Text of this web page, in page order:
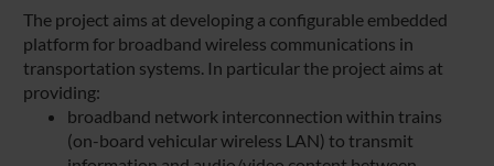
The project aims at developing a configurable embedded
platform for broadband wireless communications in
transportation systems. In particular the project aims at
providing:
broadband network interconnection within trains
(on-board vehicular wireless LAN) to transmit